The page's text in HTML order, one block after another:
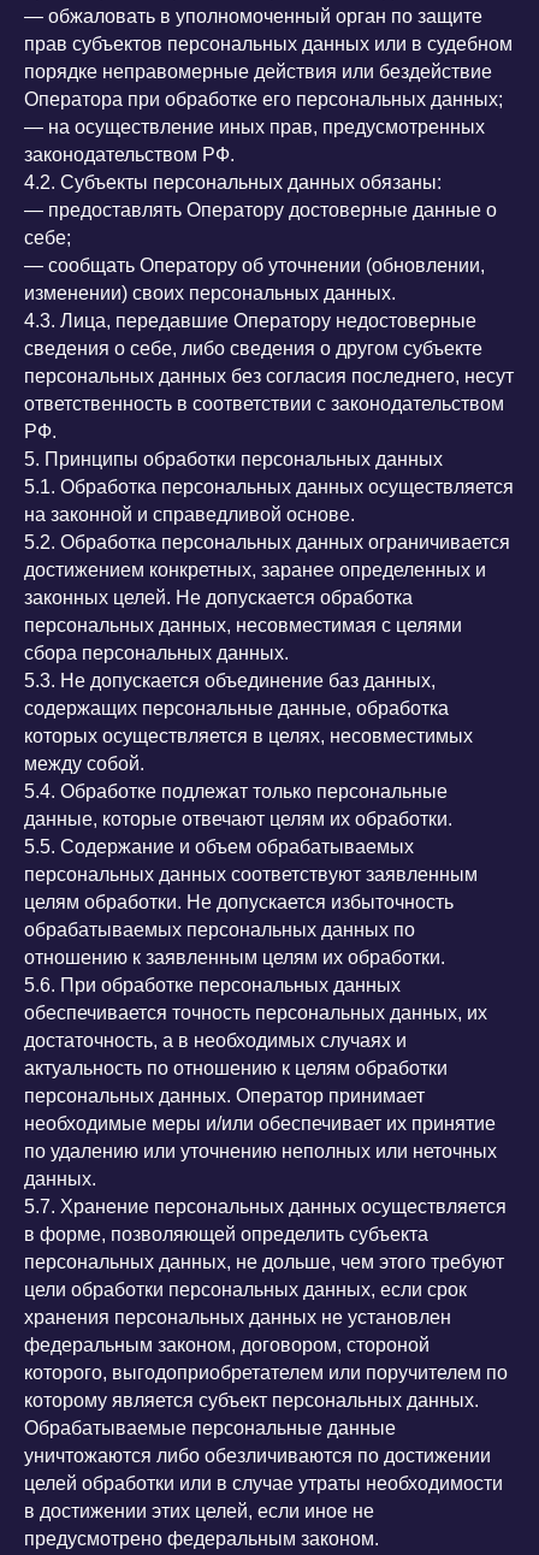
— обжаловать в уполномоченный орган по защите
прав субъектов персональных данных или в судебном
порядке неправомерные действия или бездействие
Оператора при обработке его персональных данных;
— на осуществление иных прав, предусмотренных
законодательством РФ.
4.2. Субъекты персональных данных обязаны:
— предоставлять Оператору достоверные данные о
себе;
— сообщать Оператору об уточнении (обновлении,
изменении) своих персональных данных.
4.3. Лица, передавшие Оператору недостоверные
сведения о себе, либо сведения о другом субъекте
персональных данных без согласия последнего, несут
ответственность в соответствии с законодательством
РФ.
5. Принципы обработки персональных данных
5.1. Обработка персональных данных осуществляется
на законной и справедливой основе.
5.2. Обработка персональных данных ограничивается
достижением конкретных, заранее определенных и
законных целей. Не допускается обработка
персональных данных, несовместимая с целями
сбора персональных данных.
5.3. Не допускается объединение баз данных,
содержащих персональные данные, обработка
которых осуществляется в целях, несовместимых
между собой.
5.4. Обработке подлежат только персональные
данные, которые отвечают целям их обработки.
5.5. Содержание и объем обрабатываемых
персональных данных соответствуют заявленным
целям обработки. Не допускается избыточность
обрабатываемых персональных данных по
отношению к заявленным целям их обработки.
5.6. При обработке персональных данных
обеспечивается точность персональных данных, их
достаточность, а в необходимых случаях и
актуальность по отношению к целям обработки
персональных данных. Оператор принимает
необходимые меры и/или обеспечивает их принятие
по удалению или уточнению неполных или неточных
данных.
5.7. Хранение персональных данных осуществляется
в форме, позволяющей определить субъекта
персональных данных, не дольше, чем этого требуют
цели обработки персональных данных, если срок
хранения персональных данных не установлен
федеральным законом, договором, стороной
которого, выгодоприобретателем или поручителем по
которому является субъект персональных данных.
Обрабатываемые персональные данные
уничтожаются либо обезличиваются по достижении
целей обработки или в случае утраты необходимости
в достижении этих целей, если иное не
предусмотрено федеральным законом.